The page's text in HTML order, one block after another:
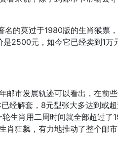
的莫过于1980版的生肖猴票
2500元，如今它已经卖到1万
市发展轨迹可以看出，在前
经解套，8元型张大多达到或
生肖用二周时间就全部超过了
狂飙，有力地推动了整个邮市